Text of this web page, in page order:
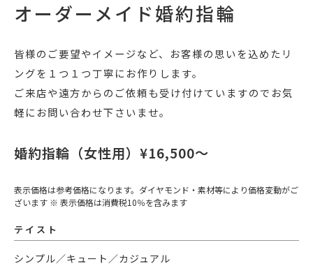
オーダーメイド婚約指輪
皆様のご要望やイメージなど、お客様の思いを込めたリ
ングを１つ１つ丁寧にお作りします。
ご来店や遠方からのご依頼も受け付けていますのでお気
軽にお問い合わせ下さいませ。
婚約指輪（女性用）¥16,500〜
表示価格は参考価格になります。ダイヤモンド・素材等により価格変動がご
ざいます ※ 表示価格は消費税10％を含みます
テイスト
シンプル／キュート／カジュアル